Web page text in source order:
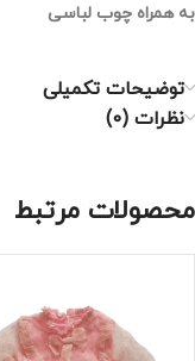
به همراه چوب لباسی
توضیحات تکمیلی
نظرات (0)
محصولات مرتبط